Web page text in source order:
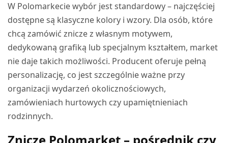
W Polomarkecie wybór jest standardowy – najczęściej
dostępne są klasyczne kolory i wzory. Dla osób, które
chcą zamówić znicze z własnym motywem,
dedykowaną grafiką lub specjalnym kształtem, market
nie daje takich możliwości. Producent oferuje pełną
personalizację, co jest szczególnie ważne przy
organizacji wydarzeń okolicznościowych,
zamówieniach hurtowych czy upamiętnieniach
rodzinnych.